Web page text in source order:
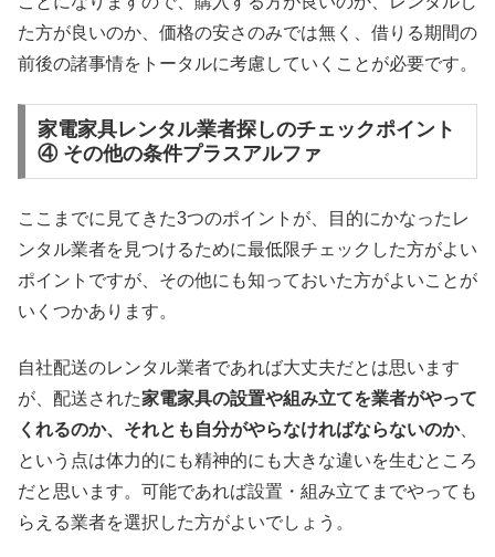
た方が良いのか、価格の安さのみでは無く、借りる期間の
前後の諸事情をトータルに考慮していくことが必要です。
家電家具レンタル業者探しのチェックポイント
④ その他の条件プラスアルファ
ここまでに見てきた3つのポイントが、目的にかなったレ
ンタル業者を見つけるために最低限チェックした方がよい
ポイントですが、その他にも知っておいた方がよいことが
いくつかあります。
自社配送のレンタル業者であれば大丈夫だとは思います
が、配送された家電家具の設置や組み立てを業者がやって
くれるのか、それとも自分がやらなければならないのか、
という点は体力的にも精神的にも大きな違いを生むところ
だと思います。可能であれば設置・組み立てまでやっても
らえる業者を選択した方がよいでしょう。